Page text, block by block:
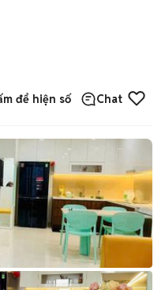
để hiện số Chat